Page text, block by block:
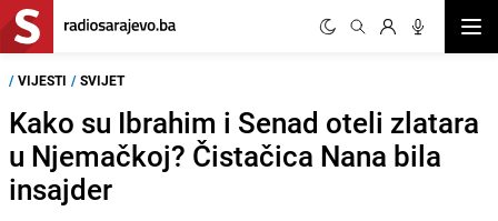
/ VIJESTI / SVIJET
Kako su Ibrahim i Senad oteli zlatara
u Njemačkoj? Čistačica Nana bila
insajder